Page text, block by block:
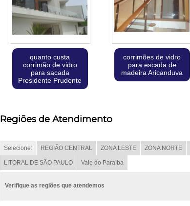
quanto custa
corrimão de vidro
para sacada
Presidente Prudente
corrimões de vidro
para escada de
madeira Aricanduva
Regiões de Atendimento
Selecione: REGIÃO CENTRAL ZONA LESTE ZONA NORTE
LITORAL DE SÃO PAULO Vale do Paraíba
Verifique as regiões que atendemos